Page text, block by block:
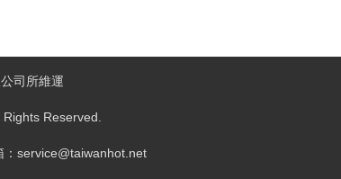
司所維運
Reserved.
service@taiwanhot.net